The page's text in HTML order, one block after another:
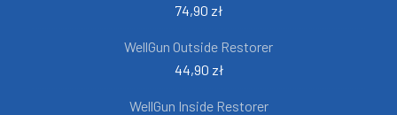
74,90 zł
WellGun Outside Restorer
44,90 zł
WellGun Inside Restorer